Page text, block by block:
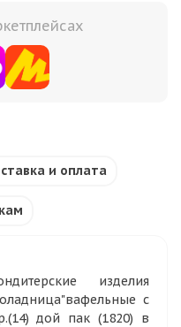
и оплата
изделия
с
дой пак (1820) в